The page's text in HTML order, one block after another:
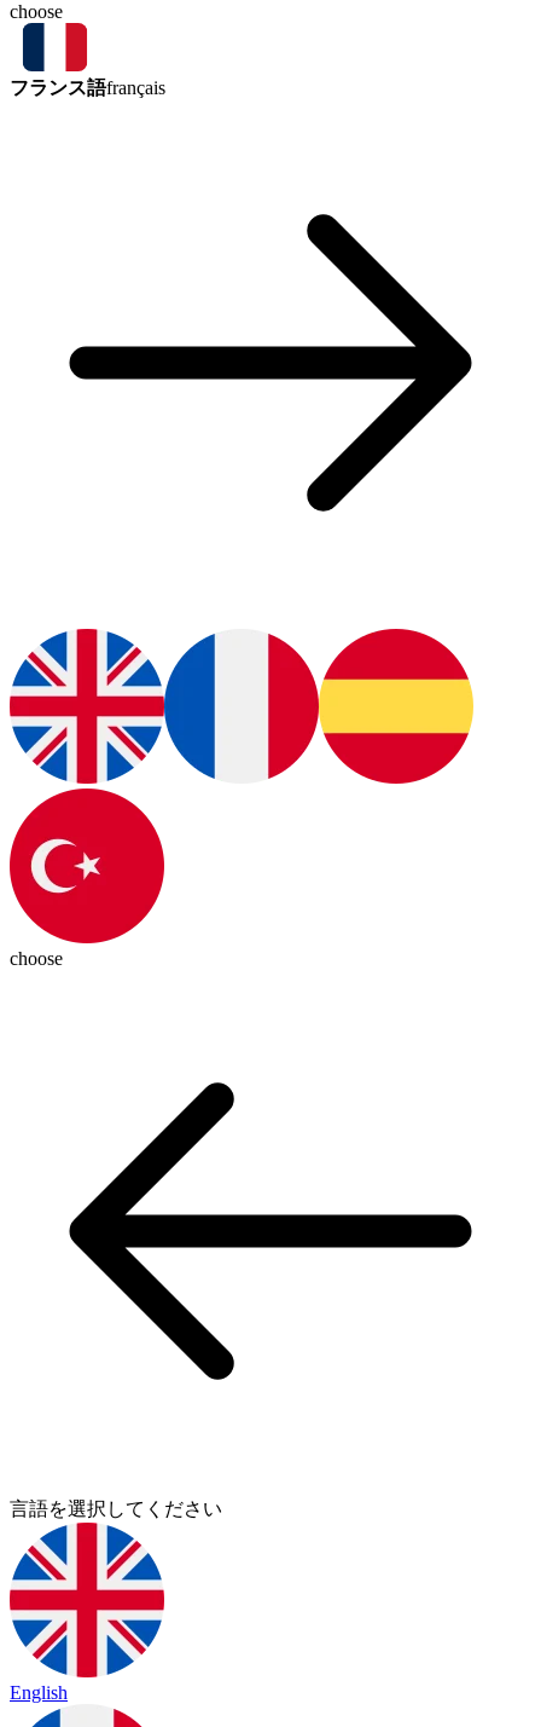
choose
フランス語français
choose
言語を選択してください
English